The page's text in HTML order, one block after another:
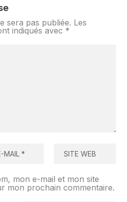
sera pas publiée. Les
indiqués avec *
mon e-mail et mon site
mon prochain commentaire.